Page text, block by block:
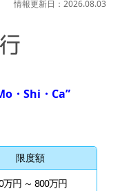
・Shi・Ca”
限度額
万円 ～ 800万円
情報更新日： 2026.08.03